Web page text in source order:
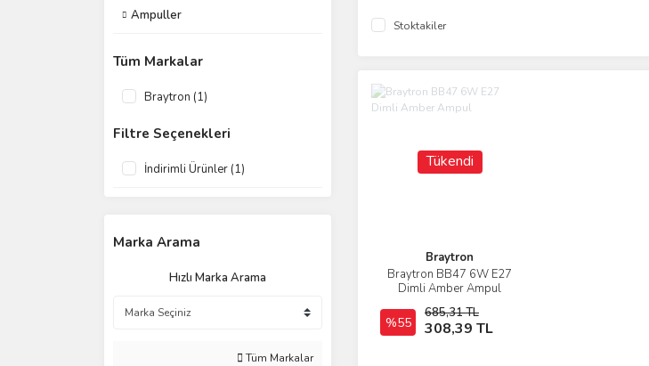
Ampuller
Tüm Markalar
Braytron (1)
Filtre Seçenekleri
İndirimli Ürünler (1)
Marka Arama
Hızlı Marka Arama
Tüm Markalar
Stoktakiler
Tükendi
Braytron
Braytron BB47 6W E27
Dimli Amber Ampul
%55
685,31 TL
308,39 TL
İncele
Stokta Yok